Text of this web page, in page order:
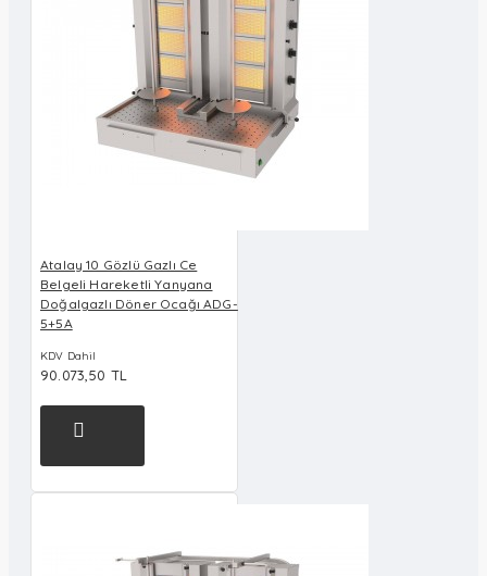
Atalay 10 Gözlü Gazlı Ce
Belgeli Hareketli Yanyana
Doğalgazlı Döner Ocağı ADG-
5+5A
KDV Dahil
90.073,50 TL